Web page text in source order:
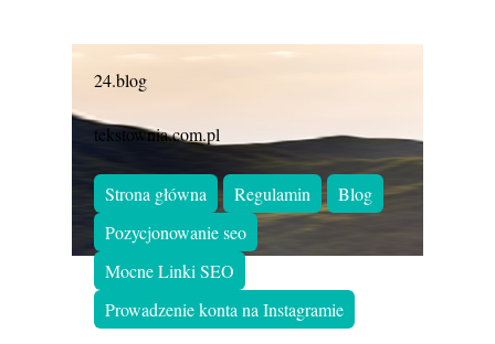
24.blog
tekstownia.com.pl
Strona główna Regulamin
Blog
Pozycjonowanie seo
Mocne Linki SEO
Prowadzenie konta na Instagramie